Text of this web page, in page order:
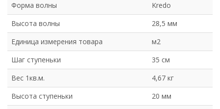
Форма волны
Kredo
Высота волны
28,5 мм
Единица измерения товара
м2
Шаг ступеньки
35 см
Вес 1кв.м.
4,67 кг
Высота ступеньки
20 мм